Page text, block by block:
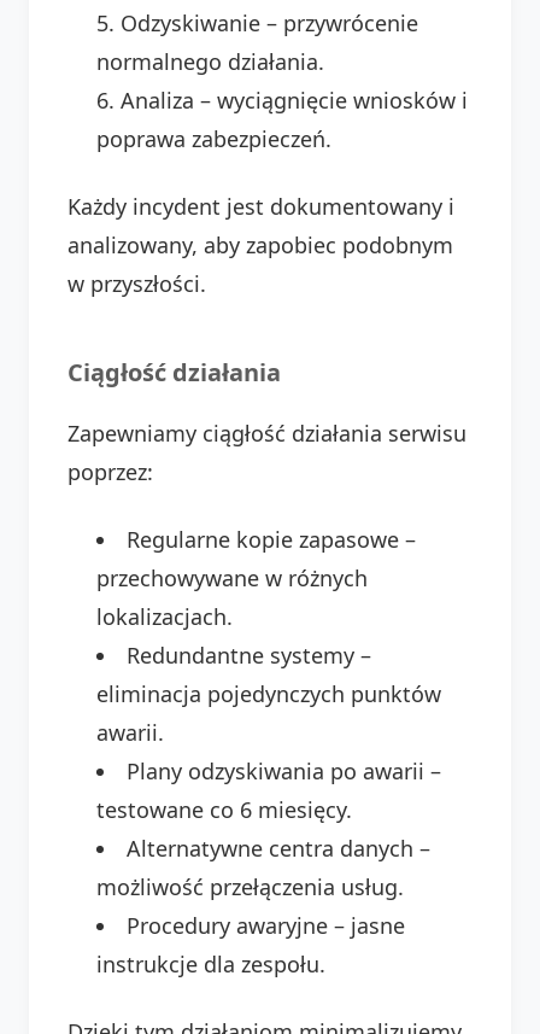
Odzyskiwanie – przywrócenie
normalnego działania.
Analiza – wyciągnięcie wniosków i
poprawa zabezpieczeń.
Każdy incydent jest dokumentowany i
analizowany, aby zapobiec podobnym
w przyszłości.
Ciągłość działania
Zapewniamy ciągłość działania serwisu
poprzez:
Regularne kopie zapasowe –
przechowywane w różnych
lokalizacjach.
Redundantne systemy –
eliminacja pojedynczych punktów
awarii.
Plany odzyskiwania po awarii –
testowane co 6 miesięcy.
Alternatywne centra danych –
możliwość przełączenia usług.
Procedury awaryjne – jasne
instrukcje dla zespołu.